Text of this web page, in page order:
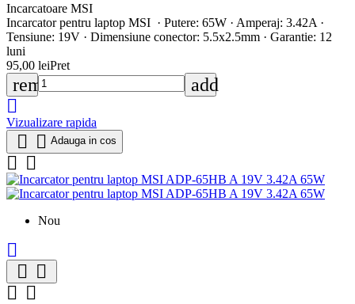
Incarcatoare MSI
Incarcator pentru laptop MSI · Putere: 65W · Amperaj: 3.42A ·
Tensiune: 19V · Dimensiune conector: 5.5x2.5mm · Garantie: 12
luni
95,00 leiPret
remove
add

Vizualizare rapida
  Adauga in cos
 
Nou

 
 